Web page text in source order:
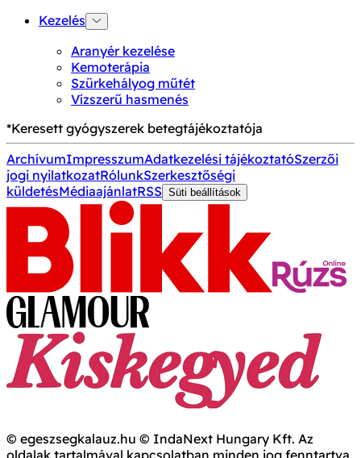
Kezelés
Aranyér kezelése
Kemoterápia
Szürkehályog műtét
Vízszerű hasmenés
*Keresett gyógyszerek betegtájékoztatója
ArchívumImpresszumAdatkezelési tájékoztatóSzerzői
jogi nyilatkozatRólunkSzerkesztőségi
küldetésMédiaajánlatRSS Süti beállítások
© egeszsegkalauz.hu © IndaNext Hungary Kft. Az
oldalak tartalmával kapcsolatban minden jog fenntartva,